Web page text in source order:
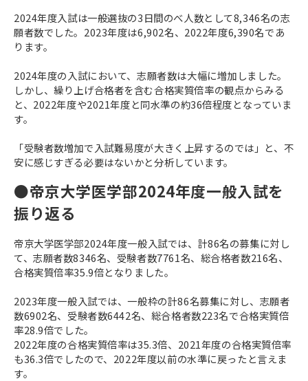
2024年度入試は一般選抜の3日間のべ人数として8,346名の志
願者数でした。2023年度は6,902名、2022年度6,390名であ
ります。
2024年度の入試において、志願者数は大幅に増加しました。
しかし、繰り上げ合格者を含む合格実質倍率の観点からみる
と、2022年度や2021年度と同水準の約36倍程度となっていま
す。
「受験者数増加で入試難易度が大きく上昇するのでは」と、不
安に感じすぎる必要はないかと分析しています。
●帝京大学医学部2024年度一般入試を
振り返る
帝京大学医学部2024年度一般入試では、計86名の募集に対し
て、志願者数8346名、受験者数7761名、総合格者数216名、
合格実質倍率35.9倍となりました。
2023年度一般入試では、一般枠の計86名募集に対し、志願者
数6902名、受験者数6442名、総合格者数223名で合格実質倍
率28.9倍でした。
2022年度の合格実質倍率は35.3倍、2021年度の合格実質倍率
も36.3倍でしたので、2022年度以前の水準に戻ったと言えま
す。